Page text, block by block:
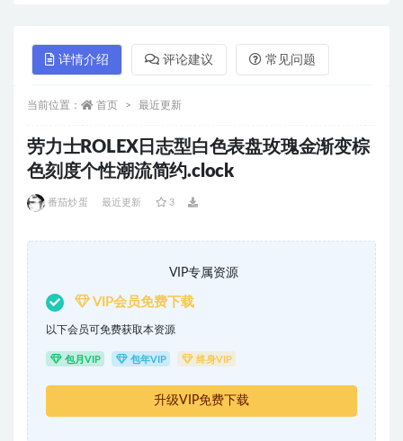
详情介绍 评论建议 常见问题
当前位置： 首页 最近更新
劳力士ROLEX日志型白色表盘玫瑰金渐变棕
色刻度个性潮流简约.clock
番茄炒蛋 最近更新 3
VIP专属资源
VIP会员免费下载
以下会员可免费获取本资源
包月VIP 包年VIP 终身VIP
升级VIP免费下载